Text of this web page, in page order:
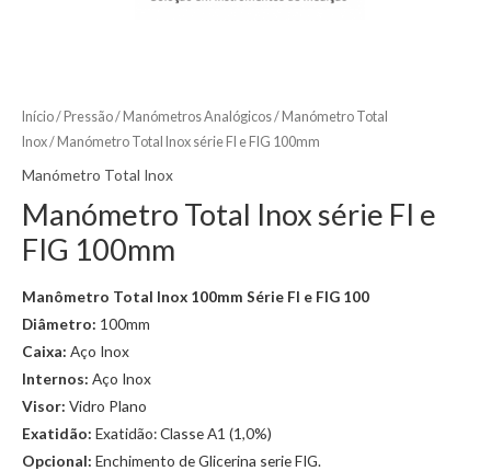
Início/ Pressão/ Manómetros Analógicos/ Manómetro Total
Inox/ Manómetro Total Inox série FI e FIG 100mm
Manómetro Total Inox
Manómetro Total Inox série FI e
FIG 100mm
Manômetro Total Inox 100mm Série FI e FIG 100
Diâmetro: 100mm
Caixa: Aço Inox
Internos: Aço Inox
Visor: Vidro Plano
Exatidão: Exatidão: Classe A1 (1,0%)
Opcional: Enchimento de Glicerina serie FIG.